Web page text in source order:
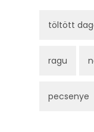
töltött
ragu
pecsenye